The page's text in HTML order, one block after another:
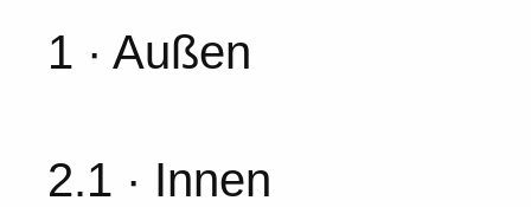
1 · Außen
2.1 · Innen